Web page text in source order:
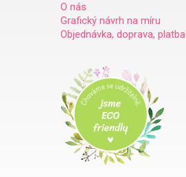
O nás
Grafický návrh na míru
Objednávka, doprava, platba